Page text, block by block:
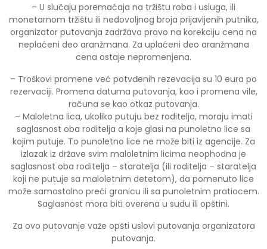
– U slučaju poremaćaja na tržištu roba i usluga, ili
monetarnom tržištu ili nedovoljnog broja prijavljenih putnika,
organizator putovanja zadržava pravo na korekciju cena na
neplaćeni deo aranžmana. Za uplaćeni deo aranžmana
cena ostaje nepromenjena.
– Troškovi promene već potvđenih rezevacija su 10 eura po
rezervaciji. Promena datuma putovanja, kao i promena vile,
računa se kao otkaz putovanja.
– Maloletna lica, ukoliko putuju bez roditelja, moraju imati
saglasnost oba roditelja a koje glasi na punoletno lice sa
kojim putuje. To punoletno lice ne može biti iz agencije. Za
izlazak iz države svim maloletnim licima neophodna je
saglasnost oba roditelja – staratelja (ili roditelja – staratelja
koji ne putuje sa maloletnim detetom), da pomenuto lice
može samostalno preći granicu ili sa punoletnim pratiocem.
Saglasnost mora biti overena u sudu ili opštini.
Za ovo putovanje važe opšti uslovi putovanja organizatora
putovanja.